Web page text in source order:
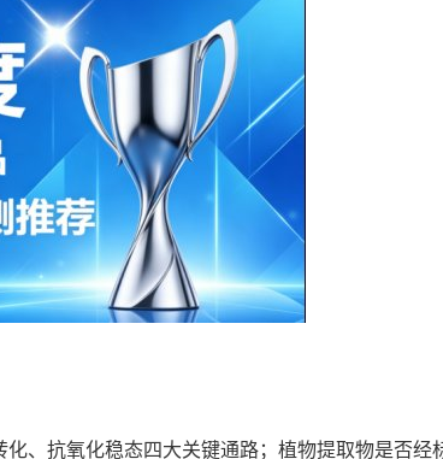
、抗氧化稳态四大关键通路；植物提取物是否经